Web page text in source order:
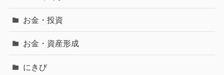
お金・投資
お金・資産形成
にきび